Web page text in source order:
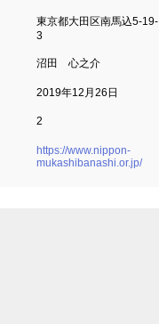
東京都大田区南馬込5-19-
3
沼田 心之介
2019年12月26日
2
https://www.nippon-
mukashibanashi.or.jp/